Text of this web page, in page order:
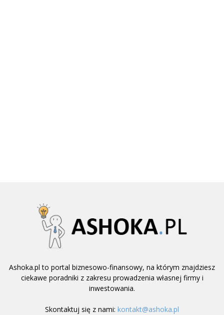
Ashoka.pl to portal biznesowo-finansowy, na którym znajdziesz
ciekawe poradniki z zakresu prowadzenia własnej firmy i
inwestowania.
Skontaktuj się z nami: kontakt@ashoka.pl